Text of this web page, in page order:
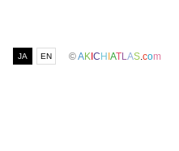
JA EN ©AKICHIATL AS com